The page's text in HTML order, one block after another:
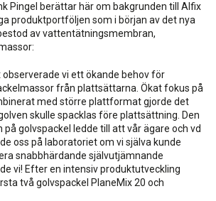
Pingel berättar här om bakgrunden till Alfix
produktportföljen som i början av det nya
av vattentätningsmembran,
vi ett ökande behov för
från plattsättarna. Ökat fokus på
med större plattformat gjorde det
skulle spacklas före plattsättning. Den
golvspackel ledde till att vår ägare och vd
oss på laboratoriet om vi själva kunde
snabbhärdande självutjämnande
vi! Efter en intensiv produktutveckling
två golvspackel PlaneMix 20 och